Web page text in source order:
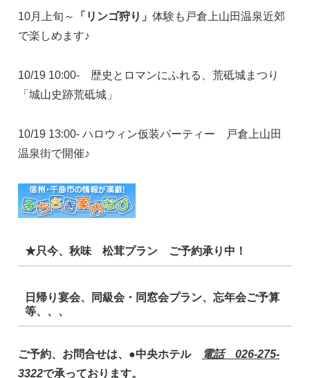
10月上旬～ 「リンゴ狩り」 体験も戸倉上山田温泉近郊
で楽しめます♪
10/19 10:00- 歴史とロマンにふれる、荒砥城まつり
「城山史跡荒砥城」
10/19 13:00- ハロウィン仮装パーティー 戸倉上山田
温泉街で開催♪
★只今、秋味 松茸プラン ご予約承り中！
日帰り宴会、同級会・同窓会プラン、忘年会ご予算
等、、、
ご予約、お問合せは、●中央ホテル
電話 026-275-
3322で承っております。